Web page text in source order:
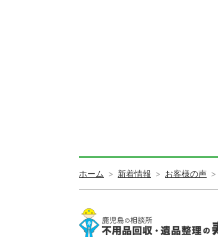
ホーム 新着情報 お客様の声